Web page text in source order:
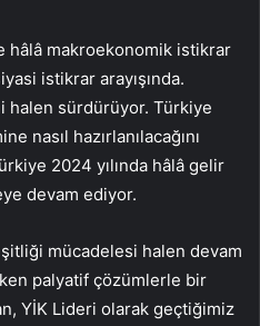
hâlâ makroekonomik istikrar
istikrar arayışında.
halen sürdürüyor. Türkiye
nasıl hazırlanılacağını
2024 yılında hâlâ gelir
devam ediyor.
mücadelesi halen devam
palyatif çözümlerle bir
YİK Lideri olarak geçtiğimiz